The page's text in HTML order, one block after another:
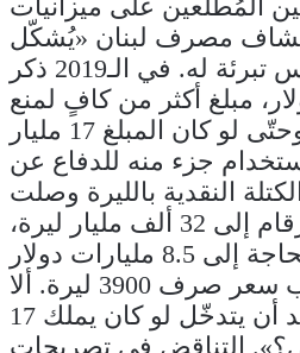
المُطلعين على ميزانيات
مصرف لبنان «يُشكّل
إدانة لسلامة وليس تبرئة له. في الـ2019 ذكر
دولار، مبلغ أكثر من كافٍ لمنع
انهيار سعر الصرف. وحتّى لو كان المبلغ 17 مليار
جزء منه للدفاع عن
النقدية بالليرة وصلت
وفق آخر الأرقام إلى 32 ألف مليار ليرة،
«مصرف لبنان بحاجة إلى 8.5 مليارات دولار
لتغطيتها، بحسب سعر صرف 3900 ليرة. ألا
يُفترض بحامي النقد أن يتدخّل لو كان يملك 17
التناقض في تصريحات